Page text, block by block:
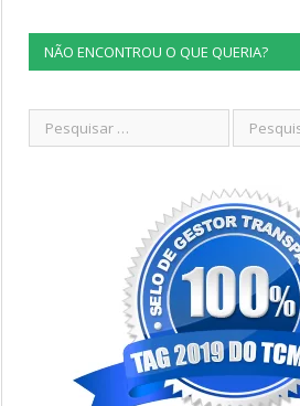
NÃO ENCONTROU O QUE QUERIA?